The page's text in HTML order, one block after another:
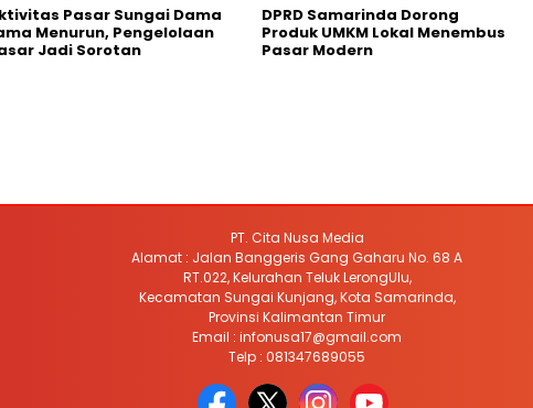
Pasar Sungai Dama
Menurun, Pengelolaan
Jadi Sorotan
DPRD Samarinda Dorong
Produk UMKM Lokal Menembus
Pasar Modern
PT. Cita Nusa Media
Alamat : Jalan Banggeris Gang Gaharu No. 68 A
RT.022, Kelurahan Teluk LerongUlu,
Kecamatan Sungai Kunjang, Kota Samarinda,
Provinsi Kalimantan Timur
Email : infonusa17@gmail.com
Telp : 081347689055